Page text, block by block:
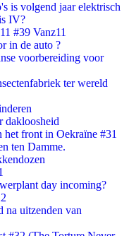
is volgend jaar elektrisch
IV?
#39 Vanz11
in de auto ?
voorbereiding voor
ter wereld
dakloosheid
het front in Oekraïne #31
ten Damme.
day incoming?
na uitzenden van